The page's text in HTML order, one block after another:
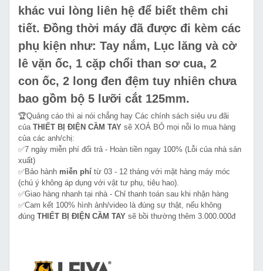
khác vui lòng liên hệ để biết thêm chi
tiết. Đồng thời máy đã được đi kèm các
phụ kiện như: Tay nắm, Lục lăng và cờ
lê vặn ốc, 1 cặp chổi than sơ cua, 2
con ốc, 2 long đen đệm tuy nhiên chưa
bao gồm bộ 5 lưỡi cắt 125mm.
🏆Quảng cáo thì ai nói chẳng hay Các chính sách siêu ưu đãi
của THIẾT BỊ ĐIỆN CẦM TAY sẽ XOÁ BỎ mọi nỗi lo mua hàng
của các anh/chị:
✅7 ngày miễn phí đổi trả - Hoàn tiền ngay 100% (Lỗi của nhà sản
xuất)
✅Bảo hành miễn phí từ 03 - 12 tháng với mặt hàng máy móc
(chú ý không áp dụng với vật tư phụ, tiêu hao).
✅Giao hàng nhanh tại nhà - Chỉ thanh toán sau khi nhận hàng
✅Cam kết 100% hình ảnh/video là đúng sự thật, nếu không
đúng THIẾT BỊ ĐIỆN CẦM TAY sẽ bồi thường thêm 3.000.000đ